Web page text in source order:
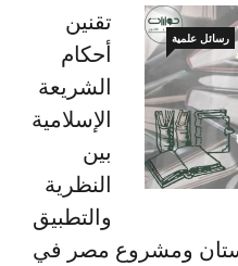
رسائل علمية
تقنين
أحكام
الشريعة
الإسلامية
بين
النظرية
والتطبيق
ومشروع مصر في